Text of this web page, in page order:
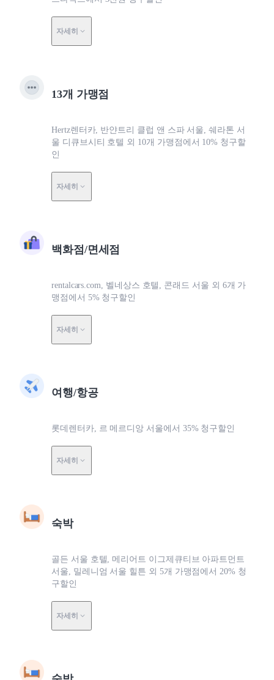
자세히
13개 가맹점
Hertz렌터카, 반얀트리 클럽 앤 스파 서울, 쉐라톤 서
울 디큐브시티 호텔 외 10개 가맹점에서 10% 청구할
인
자세히
백화점/면세점
rentalcars.com, 벨네상스 호텔, 콘래드 서울 외 6개 가
맹점에서 5% 청구할인
자세히
여행/항공
롯데렌터카, 르 메르디앙 서울에서 35% 청구할인
자세히
숙박
골든 서울 호텔, 메리어트 이그제큐티브 아파트먼트
서울, 밀레니엄 서울 힐튼 외 5개 가맹점에서 20% 청
구할인
자세히